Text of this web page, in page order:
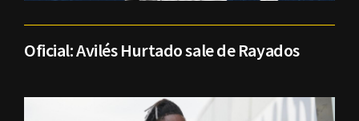
Oficial: Avilés Hurtado sale de Rayados